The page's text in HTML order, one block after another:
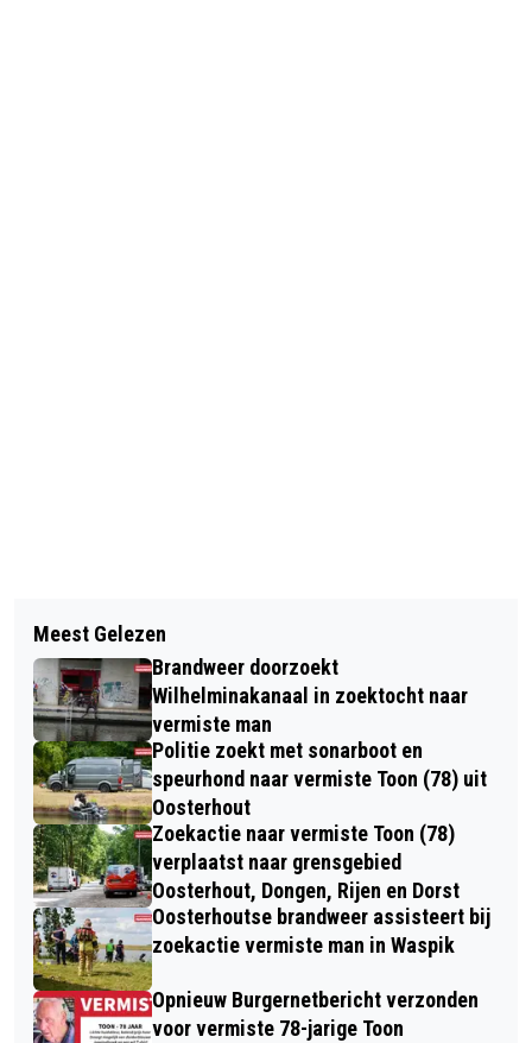
VORIG JAAR WERDEN 11.296
VERKEERSBOETES UITGESCHREVEN
IN OOSTERHOUT
PRUVEMENT KEERT TERUG IN
BINNENSTAD VAN OOSTERHOUT
Meest Gelezen
Brandweer doorzoekt
Wilhelminakanaal in zoektocht naar
vermiste man
Politie zoekt met sonarboot en
speurhond naar vermiste Toon (78) uit
Oosterhout
Zoekactie naar vermiste Toon (78)
verplaatst naar grensgebied
Oosterhout, Dongen, Rijen en Dorst
Oosterhoutse brandweer assisteert bij
zoekactie vermiste man in Waspik
Opnieuw Burgernetbericht verzonden
voor vermiste 78-jarige Toon